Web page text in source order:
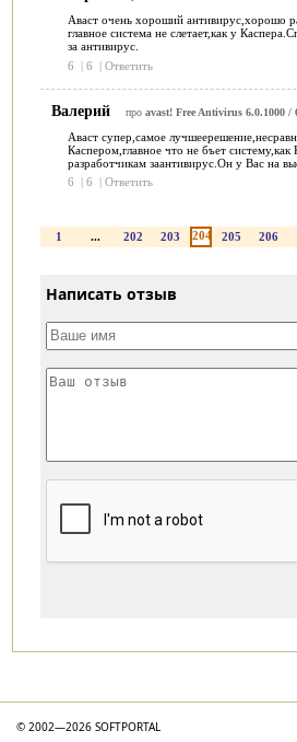
Аваст очень хороший антивирус,хорошо
главное система не слетает,как у
за антивирус.
6
| 6 | Ответить
Валерий про avast! Free Antivirus 6.0.1000 /
Аваст супер,самое
Каспером,главное что не бъет систему,как
разработчикам заантивирус.Он у Вас на
6
| 6 | Ответить
1 ... 202 203 204 205 206
Написать отзыв
© 2002—2026 SOFTPORTAL